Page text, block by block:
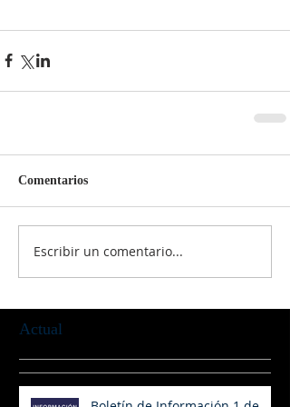
Comentarios
Escribir un comentario...
Actual